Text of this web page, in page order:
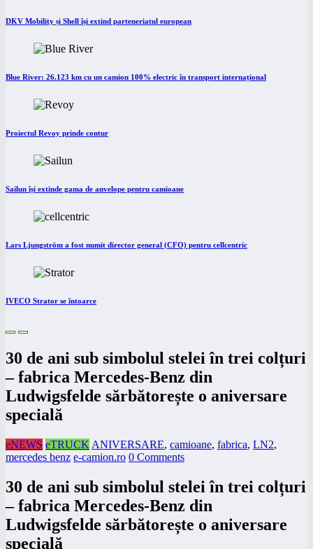
DKV Mobility și Shell își extind parteneriatul european
Blue River: 26.123 km cu un camion 100% electric în transport internațional
Proiectul Revoy prinde contur
Sailun își extinde gama de anvelope pentru camioane
Lars Ljungström a fost numit director general (CFO) pentru cellcentric
IVECO Strator se întoarce
30 de ani sub simbolul stelei în trei colțuri
– fabrica Mercedes-Benz din
Ludwigsfelde sărbătorește o aniversare
specială
eNEWS eTRUCK ANIVERSARE, camioane, fabrica, LN2,
mercedes benz e-camion.ro 0 Comments
30 de ani sub simbolul stelei în trei colțuri
– fabrica Mercedes-Benz din
Ludwigsfelde sărbătorește o aniversare
specială